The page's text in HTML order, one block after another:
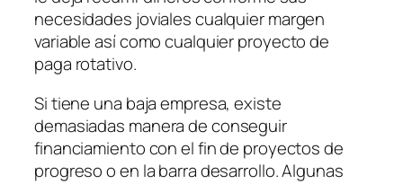
necesidades joviales cualquier margen
variable así­ como cualquier proyecto de
paga rotativo.
Si tiene una baja empresa, existe
demasiadas manera de conseguir
financiamiento con el fin de proyectos de
progreso o en la barra desarrollo. Algunas